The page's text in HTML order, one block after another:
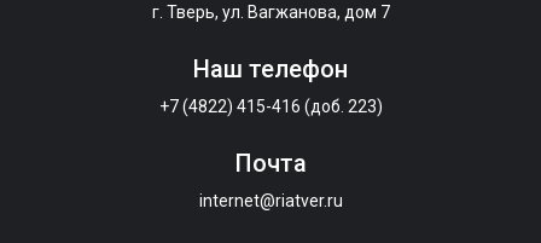
г. Тверь, ул. Вагжанова, дом 7
Наш телефон
+7 (4822) 415-416 (доб. 223)
Почта
internet@riatver.ru